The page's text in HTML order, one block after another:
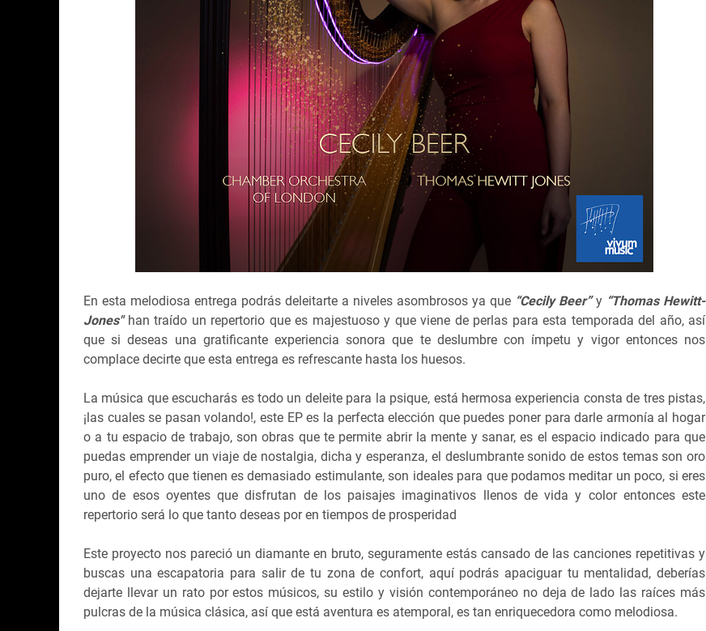
En esta melodiosa entrega podrás deleitarte a niveles asombrosos ya que “Cecily Beer”y “Thomas Hewitt-
Jones" han traído un repertorio que es majestuoso y que viene de perlas para esta temporada del año, así
que si deseas una gratificante experiencia sonora que te deslumbre con ímpetu y vigor entonces nos
complace decirte que esta entrega es refrescante hasta los huesos.
La música que escucharás es todo un deleite para la psique, está hermosa experiencia consta de tres pistas,
¡las cuales se pasan volando!, este EP es la perfecta elección que puedes poner para darle armonía al hogar
o a tu espacio de trabajo, son obras que te permite abrir la mente y sanar, es el espacio indicado para que
puedas emprender un viaje de nostalgia, dicha y esperanza, el deslumbrante sonido de estos temas son oro
puro, el efecto que tienen es demasiado estimulante, son ideales para que podamos meditar un poco, si eres
uno de esos oyentes que disfrutan de los paisajes imaginativos llenos de vida y color entonces este
repertorio será lo que tanto deseas por en tiempos de prosperidad
Este proyecto nos pareció un diamante en bruto, seguramente estás cansado de las canciones repetitivas y
buscas una escapatoria para salir de tu zona de confort, aquí podrás apaciguar tu mentalidad, deberías
dejarte llevar un rato por estos músicos, su estilo y visión contemporáneo no deja de lado las raíces más
pulcras de la música clásica, así que está aventura es atemporal, es tan enriquecedora como melodiosa.